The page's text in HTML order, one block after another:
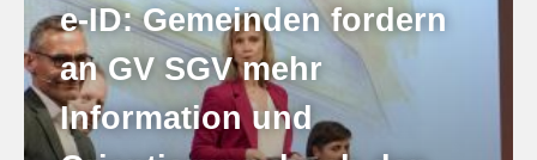
e-ID: Gemeinden fordern
an GV SGV mehr
Information und